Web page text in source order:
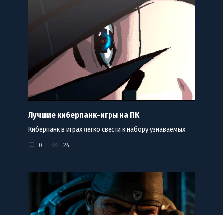
Лучшие киберпанк-игры на ПК
Киберпанк в играх легко свести к набору узнаваемых
0 24